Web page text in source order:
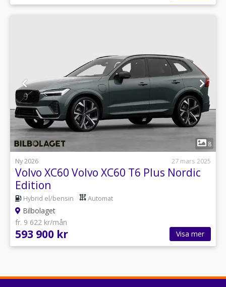
8
Ny 2026
27 mars 2025
Volvo XC60 Volvo XC60 T6 Plus Nordic
Edition
Hybrid el/bensin Automat
Bilbolaget
fr. 9 622 kr/mån
593 900 kr Visa mer